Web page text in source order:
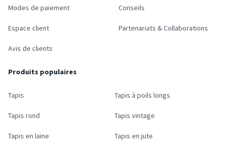
Modes de paiement
Espace client
Avis de clients
Conseils
Partenariats & Collaborations
Produits populaires
Tapis Tapis à poils longs
Tapis rond Tapis vintage
Tapis en laine Tapis en jute